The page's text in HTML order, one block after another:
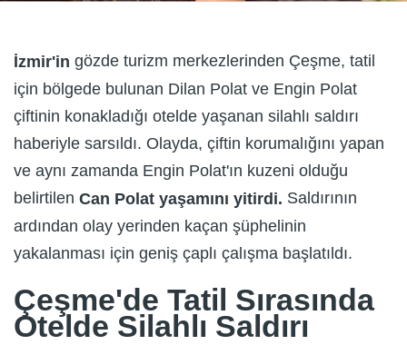
İzmir'in gözde turizm merkezlerinden Çeşme, tatil
için bölgede bulunan Dilan Polat ve Engin Polat
çiftinin konakladığı otelde yaşanan silahlı saldırı
haberiyle sarsıldı. Olayda, çiftin korumalığını yapan
ve aynı zamanda Engin Polat'ın kuzeni olduğu
belirtilen Can Polat yaşamını yitirdi. Saldırının
ardından olay yerinden kaçan şüphelinin
yakalanması için geniş çaplı çalışma başlatıldı.
Çeşme'de Tatil Sırasında
Otelde Silahlı Saldırı